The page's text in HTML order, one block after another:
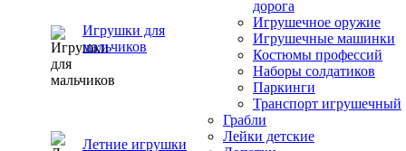
Игрушки для
мальчиков
дорога
Игрушечное оружие
Игрушечные машинки
Костюмы профессий
Наборы солдатиков
Паркинги
Транспорт игрушечный
Летние игрушки
Грабли
Лейки детские